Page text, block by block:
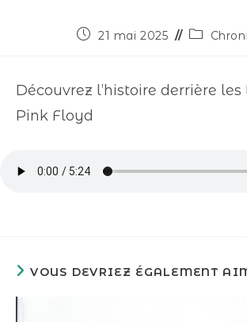
21 mai 2025
Découvrez l’histoire derrière les
Pink Floyd
VOUS DEVRIEZ ÉGALEMENT